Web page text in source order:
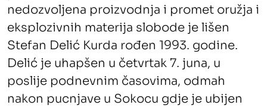
nedozvoljena proizvodnja i promet oružja i
eksplozivnih materija slobode je lišen
Stefan Delić Kurda rođen 1993. godine.
Delić je uhapšen u četvrtak 7. juna, u
poslije podnevnim časovima, odmah
nakon pucnjave u Sokocu gdje je ubijen